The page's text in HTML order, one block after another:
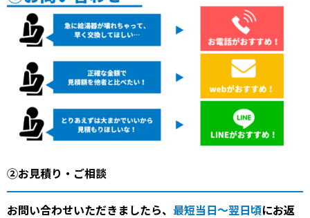
②お見積り・ご相談
お問い合わせいただきましたら、 最短当日～翌日頃にお返